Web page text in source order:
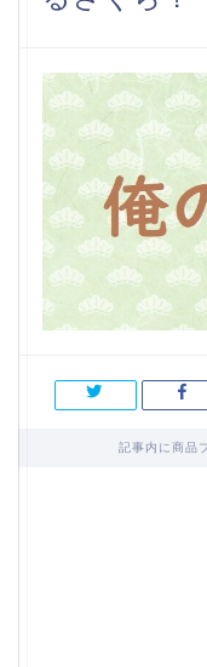
記事内に商品